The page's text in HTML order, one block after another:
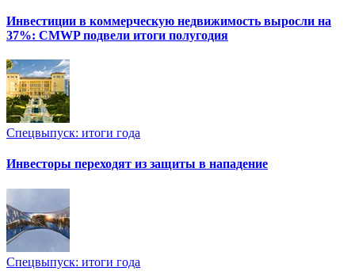
Инвестиции в коммерческую недвижимость выросли на
37%: CMWP подвели итоги полугодия
Спецвыпуск: итоги года
Инвесторы переходят из защиты в нападение
Спецвыпуск: итоги года